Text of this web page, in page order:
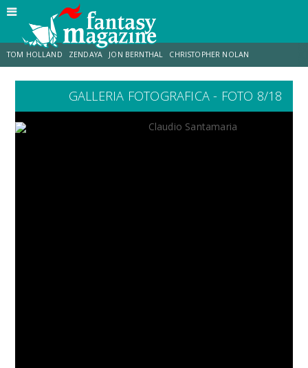
TOM HOLLAND ZENDAYA JON BERNTHAL CHRISTOPHER NOLAN
LUCCA COMICS & GAMES ODISSEA JACOB BATALON
GALLERIA FOTOGRAFICA - FOTO 8/18